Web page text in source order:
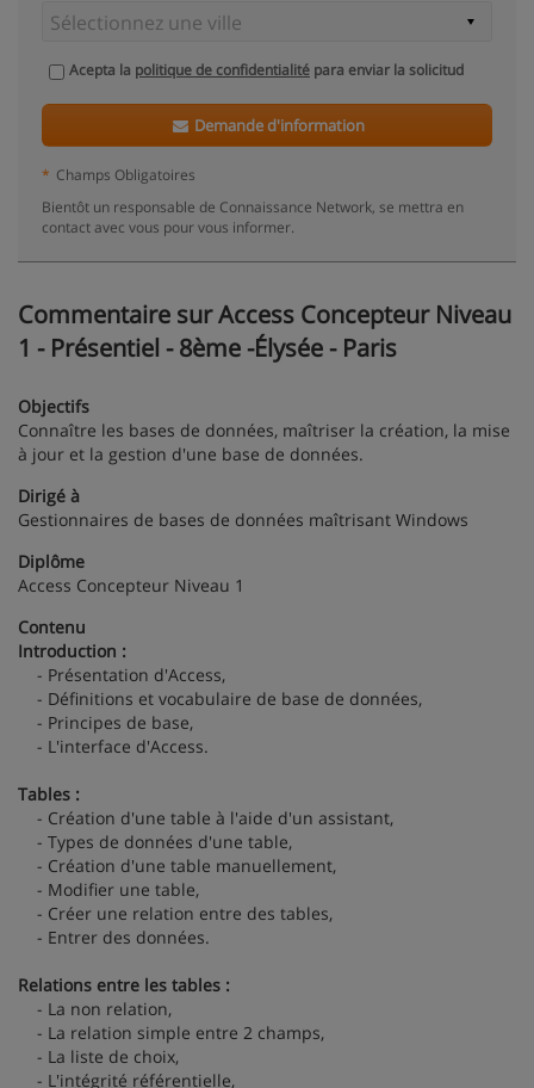
Acepta la politique de confidentialité para enviar la solicitud
Demande d'information
* Champs Obligatoires
Bientôt un responsable de Connaissance Network, se mettra en
contact avec vous pour vous informer.
Commentaire sur Access Concepteur Niveau
1 - Présentiel - 8ème -Élysée - Paris
Objectifs
Connaître les bases de données, maîtriser la création, la mise
à jour et la gestion d'une base de données.
Dirigé à
Gestionnaires de bases de données maîtrisant Windows
Diplôme
Access Concepteur Niveau 1
Contenu
Introduction :
- Présentation d'Access,
- Définitions et vocabulaire de base de données,
- Principes de base,
- L'interface d'Access.
Tables :
- Création d'une table à l'aide d'un assistant,
- Types de données d'une table,
- Création d'une table manuellement,
- Modifier une table,
- Créer une relation entre des tables,
- Entrer des données.
Relations entre les tables :
- La non relation,
- La relation simple entre 2 champs,
- La liste de choix,
- L'intégrité référentielle,